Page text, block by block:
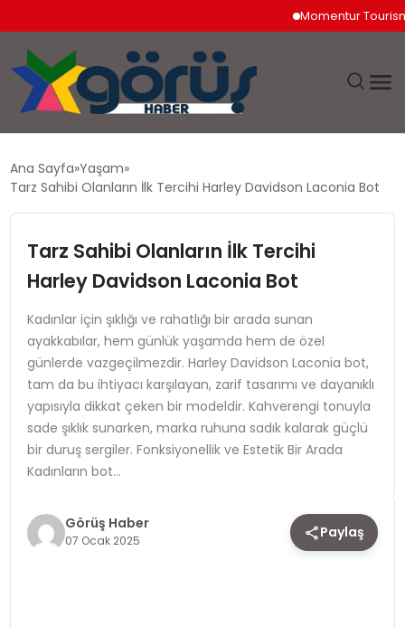
Momentur Tourism &
GÜNDEM
MAGAZIN
SAĞLIK
SPOR
TEKNOLOJI
Ana Sayfa Yaşam
Tarz Sahibi Olanların İlk Tercihi Harley Davidson Laconia Bot
Tarz Sahibi Olanların İlk Tercihi
Harley Davidson Laconia Bot
Kadınlar için şıklığı ve rahatlığı bir arada sunan
ayakkabılar, hem günlük yaşamda hem de özel
günlerde vazgeçilmezdir. Harley Davidson Laconia bot,
tam da bu ihtiyacı karşılayan, zarif tasarımı ve dayanıklı
yapısıyla dikkat çeken bir modeldir. Kahverengi tonuyla
sade şıklık sunarken, marka ruhuna sadık kalarak güçlü
bir duruş sergiler. Fonksiyonellik ve Estetik Bir Arada
Kadınların bot…
Görüş Haber
07 Ocak 2025 Paylaş